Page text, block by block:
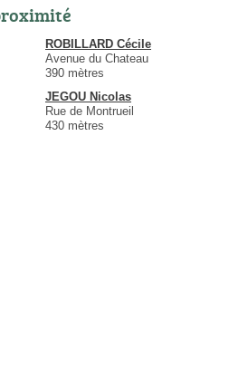
ROBILLARD Cécile
Avenue du Chateau
390 mètres
JEGOU Nicolas
Rue de Montrueil
430 mètres